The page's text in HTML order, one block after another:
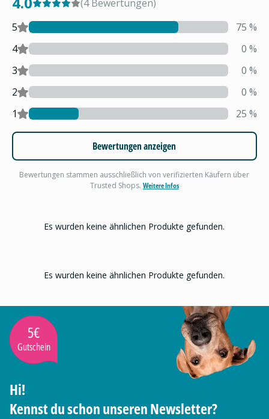
(4 Bewertungen)
5
75 %
4
0 %
3
0 %
2
0 %
1
25 %
Bewertungen anzeigen
Bewertungen stammen ausschließlich von verifizierten Käufern über
Trusted Shops. Weitere Infos
Es wurden keine ähnlichen Produkte gefunden.
Es wurden keine ähnlichen Produkte gefunden.
5€
Gutschein
Hi!
Kennst du schon unseren Newsletter?